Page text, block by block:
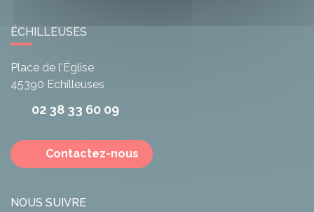
ÉCHILLEUSES
Place de l'Église
45390 Echilleuses
02 38 33 60 09
Contactez-nous
NOUS SUIVRE